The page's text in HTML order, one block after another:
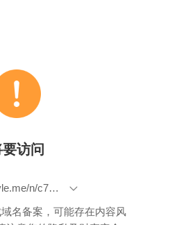
访问
https://rstyle.me/n/c7wnrrb7sv7
名备案，可能存在内容风